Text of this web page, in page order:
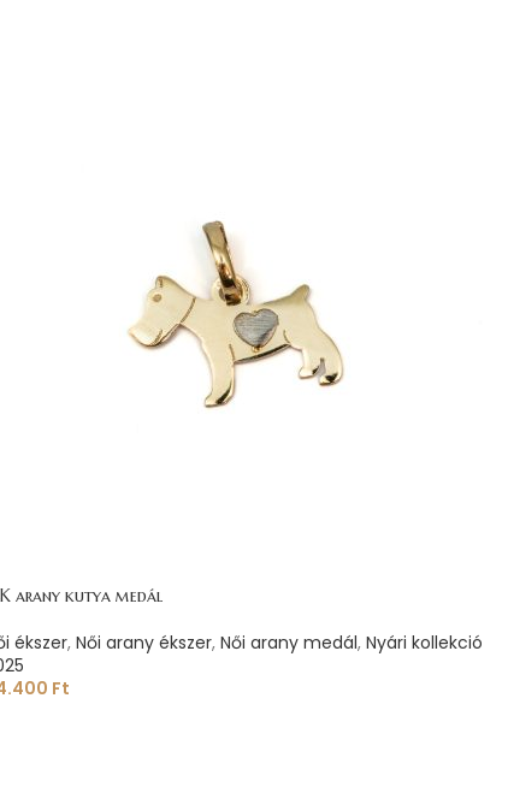
arany kutya medál
ékszer, Női arany ékszer, Női arany medál, Nyári kollekció
Ft